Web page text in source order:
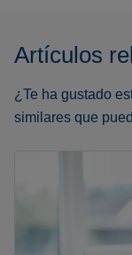
Artículos
¿Te ha gustado
similares que